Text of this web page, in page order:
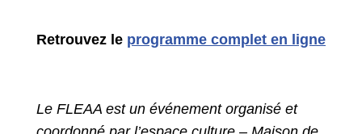
Retrouvez le programme complet en ligne
Le FLEAA est un événement organisé et